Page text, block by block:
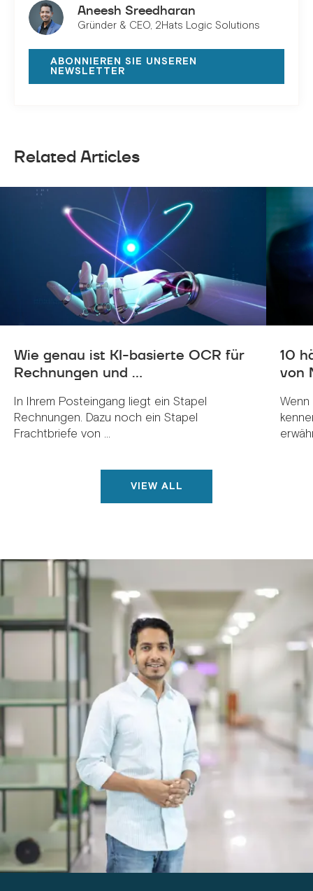
Aneesh Sreedharan
Gründer & CEO, 2Hats Logic Solutions
ABONNIEREN SIE UNSEREN
NEWSLETTER
Related Articles
Wie genau ist KI-basierte OCR für
Rechnungen und ...
In Ihrem Posteingang liegt ein Stapel
Rechnungen. Dazu noch ein Stapel
Frachtbriefe von ...
10
von
VIEW ALL